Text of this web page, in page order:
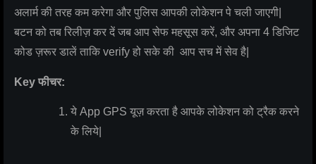
अलार्म की तरह कम करेगा और पुलिस आपकी लोकेशन पे चली जाएगी|
बटन को तब रिलीज़ कर दें जब आप सेफ महसूस करें, और अपना 4 डिजिट
कोड ज़रूर डालें ताकि verify हो सके की आप सच में सेव है|
Key फीचर:
ये App GPS यूज़ करता है आपके लोकेशन को ट्रैक करने
के लिये|